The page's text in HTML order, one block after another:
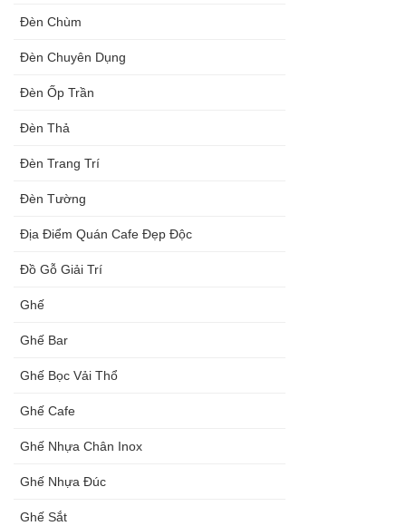
Đèn Chùm
Đèn Chuyên Dụng
Đèn Ốp Trần
Đèn Thả
Đèn Trang Trí
Đèn Tường
Địa Điểm Quán Cafe Đẹp Độc
Đồ Gỗ Giải Trí
Ghế
Ghế Bar
Ghế Bọc Vải Thổ
Ghế Cafe
Ghế Nhựa Chân Inox
Ghế Nhựa Đúc
Ghế Sắt